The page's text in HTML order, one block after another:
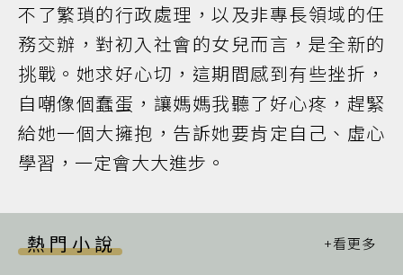
不了繁瑣的行政處理，以及非專長領域的任
務交辦，對初入社會的女兒而言，是全新的
挑戰。她求好心切，這期間感到有些挫折，
自嘲像個蠢蛋，讓媽媽我聽了好心疼，趕緊
給她一個大擁抱，告訴她要肯定自己、虛心
學習，一定會大大進步。
熱門小說